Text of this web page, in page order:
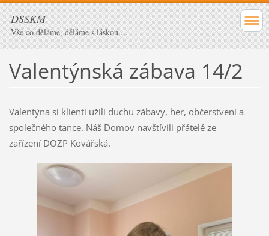
DSSKM
Vše co děláme, děláme s láskou ...
Valentýnská zábava 14/2
Valentýna si klienti užili duchu zábavy, her, občerstvení a
společného tance. Náš Domov navštívili přátelé ze
zařízení DOZP Kovářská.